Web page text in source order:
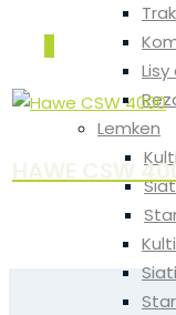
Lemken
HAWE CSW